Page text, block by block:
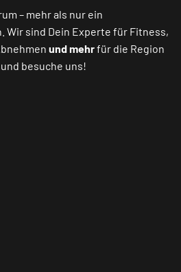
– mehr als nur ein
Wir sind Dein Experte für Fitness,
und mehrfür die Region
besuche uns!